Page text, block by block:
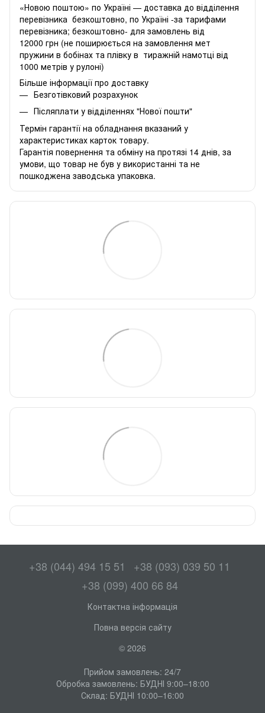
«Новою поштою» по Україні — доставка до відділення
перевізника безкоштовно, по Україні -за тарифами
перевізника; безкоштовно- для замовлень від
12000 грн (не поширюється на замовлення мет
пружини в бобінах та плівку в тиражній намотці від
1000 метрів у рулоні)
Більше інформації про доставку
Безготівковий розрахунок
Післяплати у відділеннях "Нової пошти"
Термін гарантії на обладнання вказаний у
характеристиках карток товару.
Гарантія повернення та обміну на протязі 14 днів, за
умови, що товар не був у використанні та не
пошкоджена заводська упаковка.
+38 (044) 494 15 51
+38 (093) 039 50 11
+38 (099) 400 66 84
Контактна інформація
Повна версія сайту
© 2026
Прийом замовлень: 24/7
Обробка замовлень: БУДНІ 9:00–18:00
Склад: БУДНІ 10:00–16:00